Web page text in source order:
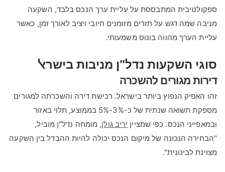
ספקולטיבית המתבססת על עליית ערך הנכס בלבד, השקעה
מניבה שמה דגש על תזרים מזומנים חיובי ויציב לאורך זמן, כאשר
עליית הערך מהווה בונוס משמעותי.
סוגי השקעות נדל"ן מניבות בישראל
דירות מגורים להשכרה
זהו האפיק הנפוץ ביותר בישראל. רכישת דירה והשכרתה למגורים
מספקת תשואה שנתית של כ-3%-5% בממוצע, תלוי באזור
ובמאפייני הנכס. כפי שמציין יריב גולן, מומחה נדל"ן מוביל,
"הבחירה הנכונה של מיקום הנכס יכולה להיות ההבדל בין השקעה
מצוינת לבינונית".